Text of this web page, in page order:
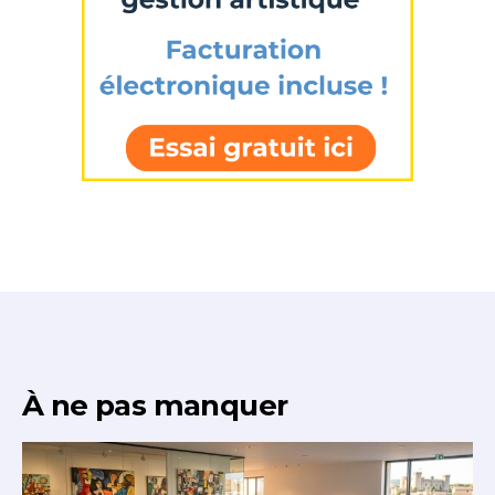
J'accepte les
* Champ obligatoire
À ne pas manquer